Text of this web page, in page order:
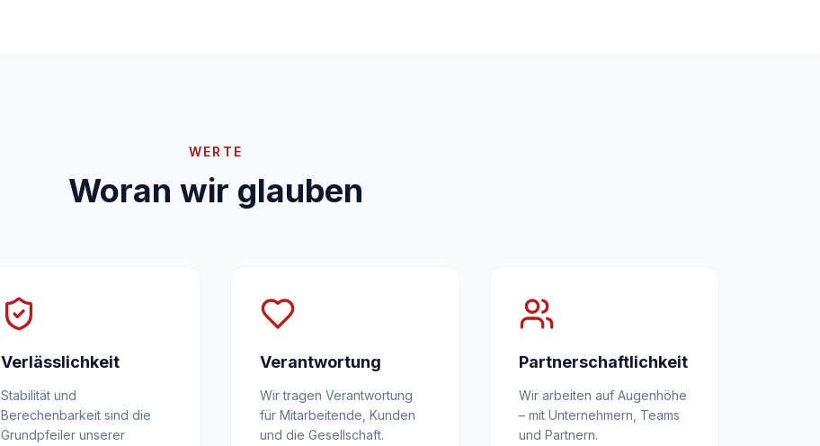
WERTE
Woran wir glauben
Verlässlichkeit
Stabilität und
Berechenbarkeit sind die
Grundpfeiler unserer
Verantwortung
Wir tragen Verantwortung
für Mitarbeitende, Kunden
und die Gesellschaft.
Partnerschaftlichkeit
Wir arbeiten auf Augenhöhe
– mit Unternehmern, Teams
und Partnern.